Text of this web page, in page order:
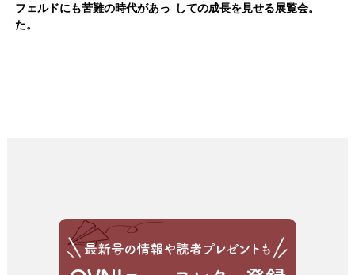
フェルドにも苦難の時代があっ
た。
しての成長を見せる展覧会。